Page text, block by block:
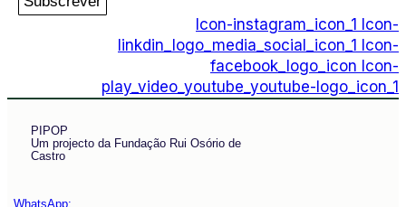
Icon-instagram_icon_1
Icon-
linkdin_logo_media_social_icon_1
Icon-
facebook_logo_icon Icon-
play_video_youtube_youtube-logo_icon_1
PIPOP
Um projecto da Fundação Rui Osório de
Castro
WhatsApp: